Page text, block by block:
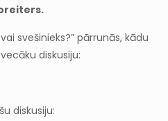
svešinieks?” pārrunās, kādu
diskusiju:
diskusiju: